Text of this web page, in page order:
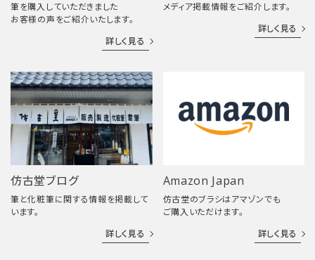
筆を購入していただきました
お客様の声をご紹介いたします。
詳しく見る
メディア掲載情報をご紹介します。
詳しく見る
仿古堂ブログ
筆と化粧筆に関する情報を掲載して
います。
詳しく見る
Amazon Japan
仿古堂のブラシはアマゾンでも
ご購入いただけます。
詳しく見る